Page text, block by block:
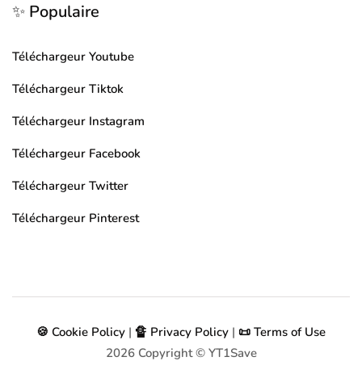
✨ Populaire
Téléchargeur Youtube
Téléchargeur Tiktok
Téléchargeur Instagram
Téléchargeur Facebook
Téléchargeur Twitter
Téléchargeur Pinterest
🍪 Cookie Policy | 🔏 Privacy Policy | 📜 Terms of Use
2026Copyright © YT1Save